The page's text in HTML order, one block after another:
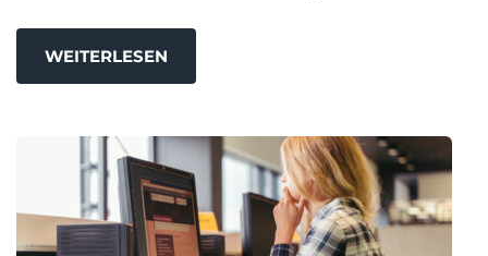
WEITERLESEN